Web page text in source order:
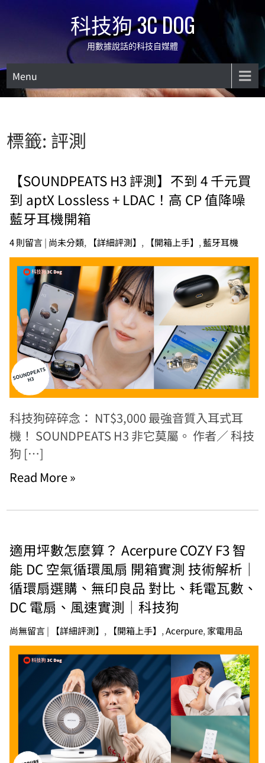
科技狗 3C DOG
用數據說話的科技自媒體
Menu
標籤: 評測
【SOUNDPEATS H3 評測】不到 4 千元買
到 aptX Lossless + LDAC！高 CP 值降噪
藍牙耳機開箱
4 則留言| 尚未分類, 【詳細評測】 , 【開箱上手】 ,藍牙耳機
科技狗碎碎念： NT$3,000 最強音質入耳式耳
機！ SOUNDPEATS H3 非它莫屬。 作者／ 科技
狗 […]
Read More »
適用坪數怎麼算？ Acerpure COZY F3 智
能 DC 空氣循環風扇 開箱實測 技術解析｜
循環扇選購、無印良品 對比、耗電瓦數、
DC 電扇、風速實測｜科技狗
尚無留言| 【詳細評測】 , 【開箱上手】 ,Acerpure, 家電用品